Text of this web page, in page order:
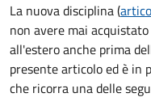
La nuova disciplina (
non avere mai
all'estero anche prima
presente articolo ed è in
che ricorra una delle